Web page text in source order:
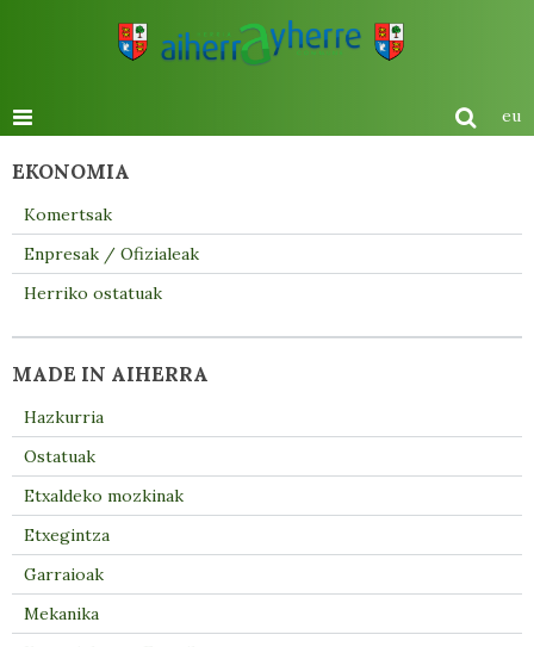
eu
EKONOMIA
Komertsak
Enpresak / Ofizialeak
Herriko ostatuak
MADE IN AIHERRA
Hazkurria
Ostatuak
Etxaldeko mozkinak
Etxegintza
Garraioak
Mekanika